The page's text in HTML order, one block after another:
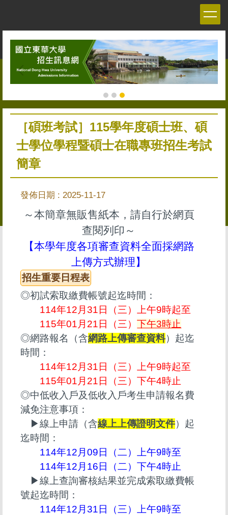
主
［碩班考試］115學年度碩士班、碩
士學位學程暨碩士在職專班招生考試
簡章
發佈日期 : 2025-11-17
～本簡章無販售紙本，請自行於網頁
查閱列印～
【本學年度各項審查資料全面採網路
上傳方式辦理】
招生重要日程表
◎初試索取繳費帳號起迄時間：
114年12月31日（三）上午9時起至
115年01月21日（三）下午3時止
◎網路報名（含網路上傳審查資料）起迄
時間：
114年12月31日（三）上午9時起至
115年01月21日（三）下午4時止
◎中低收入戶及低收入戶考生申請報名費
減免注意事項：
▶線上申請（含線上上傳證明文件）起
迄時間：
114年12月09日（二）上午9時至
114年12月16日（二）下午4時止
▶線上查詢審核結果並完成索取繳費帳
號起迄時間：
114年12月31日（三）上午9時至